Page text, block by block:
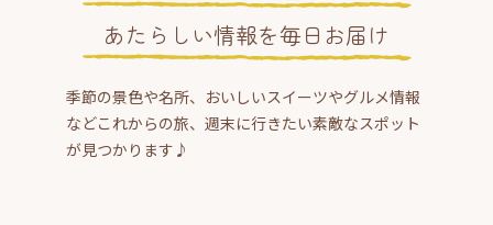
あたらしい情報を毎日お届け
季節の景色や名所、おいしいスイーツやグルメ情報
などこれからの旅、週末に行きたい素敵なスポット
が見つかります♪